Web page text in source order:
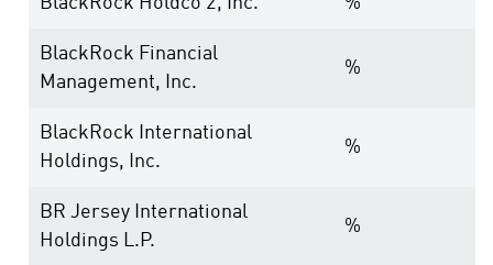
BlackRock Financial
Management, Inc.
%
BlackRock International
Holdings, Inc.
%
BR Jersey International
Holdings L.P.
%